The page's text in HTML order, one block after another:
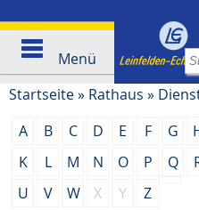
Menü
Startseite» Rathaus »
A
B C D E F G
K
L M N O P Q
U
V W X Y Z